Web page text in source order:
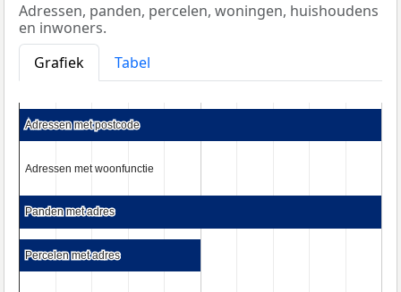
Adressen, panden, percelen, woningen, huishoudens
en inwoners.
Grafiek
Tabel
Adressen met postcode
Adressen met postcode
Adressen met woonfunctie
Adressen met woonfunctie
Panden met adres
Panden met adres
Percelen met adres
Percelen met adres